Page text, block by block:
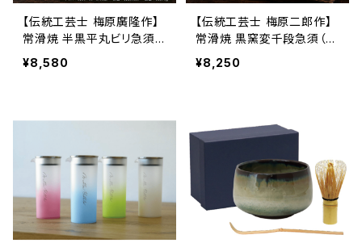
【伝統工芸士 梅原廣隆作】
常滑焼 半黒平丸ビリ急須
（セラメッシュ）250ml｜日
本製 高級急須 茶こし付き
¥8,580
【伝統工芸士 梅原二郎作】
常滑焼 黒窯変千段急須（セ
ラメッシュ）230ml｜日本製
高級急須 茶こし付き 煎茶・
¥8,250